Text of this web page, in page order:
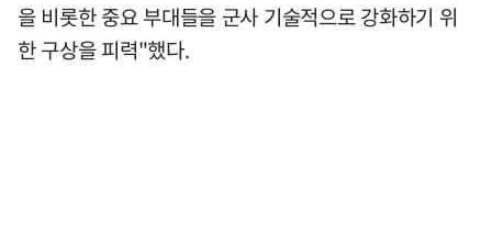
을 비롯한 중요 부대들을 군사 기술적으로 강화하기 위
한 구상을 피력"했다.